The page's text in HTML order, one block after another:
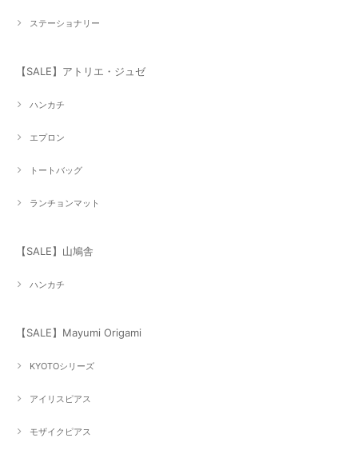
ステーショナリー
【SALE】アトリエ・ジュゼ
ハンカチ
エプロン
トートバッグ
ランチョンマット
【SALE】山鳩舎
ハンカチ
【SALE】Mayumi Origami
KYOTOシリーズ
アイリスピアス
モザイクピアス